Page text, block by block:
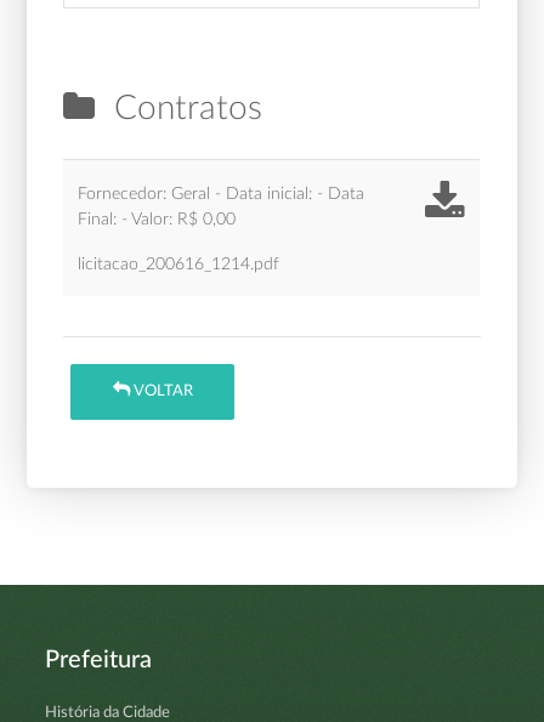
Contratos
Fornecedor: Geral - Data inicial: - Data
Final: - Valor: R$ 0,00
licitacao_200616_1214.pdf
VOLTAR
Prefeitura
História da Cidade